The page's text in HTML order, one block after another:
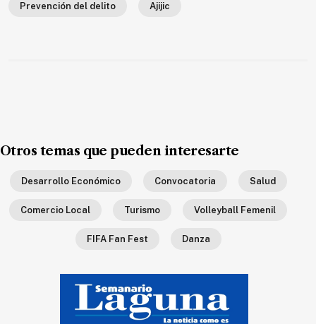
Cultura
Salud
Política
Economía
Prevención del delito Ajijic
Otros temas que pueden interesarte
Desarrollo Económico Convocatoria Salud
Comercio Local Turismo Volleyball Femenil
FIFA Fan Fest Danza